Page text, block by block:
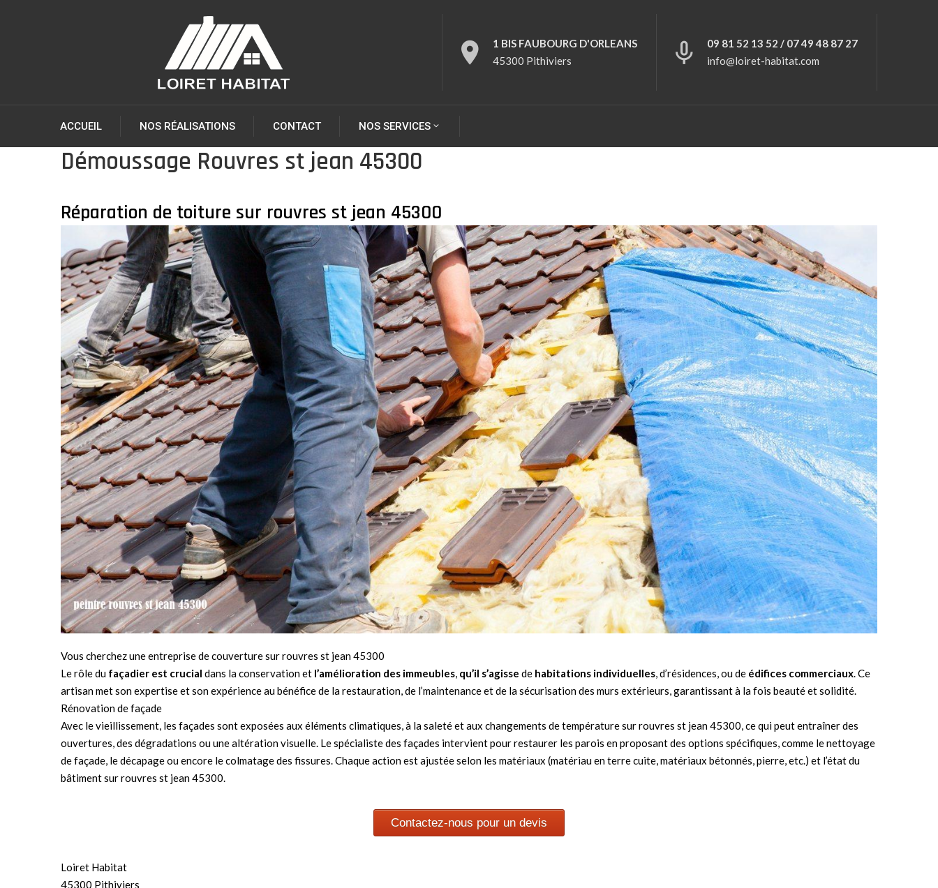
1 BIS FAUBOURG D'ORLEANS
45300 Pithiviers
09 81 52 13 52 / 07 49 48 87 27
info@loiret-habitat.com
ACCUEIL NOS RÉALISATIONS CONTACT NOS SERVICES
Démoussage Rouvres st jean 45300
Réparation de toiture sur rouvres st jean 45300
Vous cherchez une entreprise de couverture sur rouvres st jean 45300
Le rôle du façadier est crucial dans la conservation et l’amélioration des immeubles, qu’il s’agisse de habitations individuelles, d’résidences, ou de édifices commerciaux. Ce
artisan met son expertise et son expérience au bénéfice de la restauration, de l’maintenance et de la sécurisation des murs extérieurs, garantissant à la fois beauté et solidité.
Rénovation de façade
Avec le vieillissement, les façades sont exposées aux éléments climatiques, à la saleté et aux changements de température sur rouvres st jean 45300, ce qui peut entraîner des
ouvertures, des dégradations ou une altération visuelle. Le spécialiste des façades intervient pour restaurer les parois en proposant des options spécifiques, comme le nettoyage
de façade, le décapage ou encore le colmatage des fissures. Chaque action est ajustée selon les matériaux (matériau en terre cuite, matériaux bétonnés, pierre, etc.) et l’état du
bâtiment sur rouvres st jean 45300.
Contactez-nous pour un devis
Loiret Habitat
45300 Pithiviers